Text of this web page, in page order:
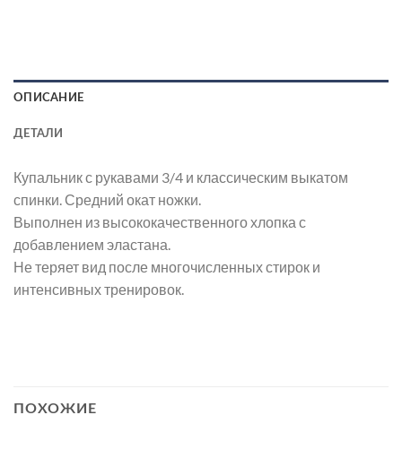
ОПИСАНИЕ
ДЕТАЛИ
Купальник с рукавами 3/4 и классическим выкатом
спинки. Средний окат ножки.
Выполнен из высококачественного хлопка с
добавлением эластана.
Не теряет вид после многочисленных стирок и
интенсивных тренировок.
ПОХОЖИЕ